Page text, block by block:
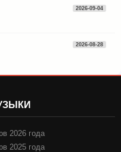
2026-09-04
2026-08-28
2026 года
2025 года